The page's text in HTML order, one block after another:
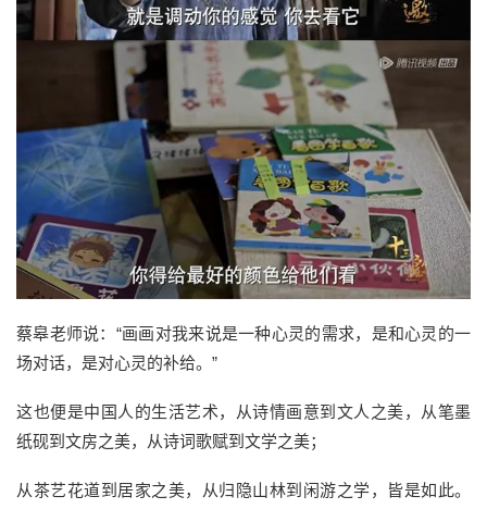
蔡皋老师说：“画画对我来说是一种心灵的需求，是和心灵的一
场对话，是对心灵的补给。”
这也便是中国人的生活艺术，从诗情画意到文人之美，从笔墨
纸砚到文房之美，从诗词歌赋到文学之美；
从茶艺花道到居家之美，从归隐山林到闲游之学，皆是如此。